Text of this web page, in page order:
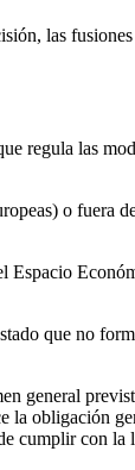
las
regula las
o fuera
Espacio
que no
general
la obligación
cumplir con